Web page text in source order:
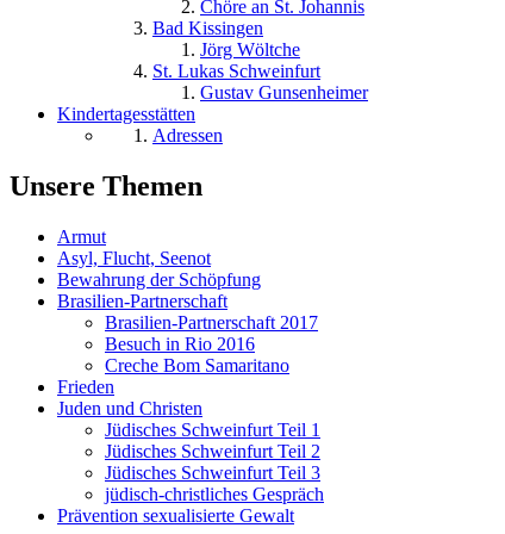
Chöre an St. Johannis
Bad Kissingen
Jörg Wöltche
St. Lukas Schweinfurt
Gustav Gunsenheimer
Kindertagesstätten
Adressen
Unsere Themen
Armut
Asyl, Flucht, Seenot
Bewahrung der Schöpfung
Brasilien-Partnerschaft
Brasilien-Partnerschaft 2017
Besuch in Rio 2016
Creche Bom Samaritano
Frieden
Juden und Christen
Jüdisches Schweinfurt Teil 1
Jüdisches Schweinfurt Teil 2
Jüdisches Schweinfurt Teil 3
jüdisch-christliches Gespräch
Prävention sexualisierte Gewalt